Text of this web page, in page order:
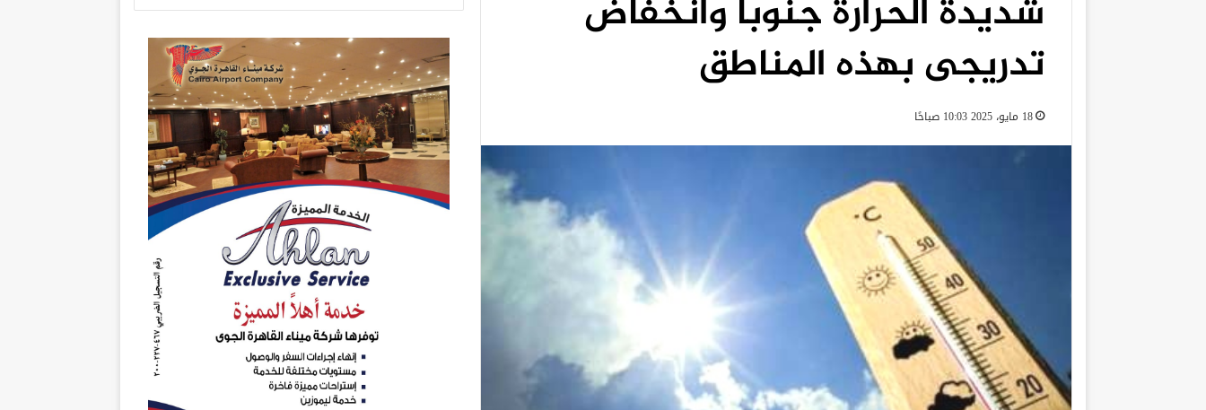
شديدة الحرارة جنوبا وانخفاض
تدريجى بهذه المناطق
18 مايو، 2025 10:03 صباحًا